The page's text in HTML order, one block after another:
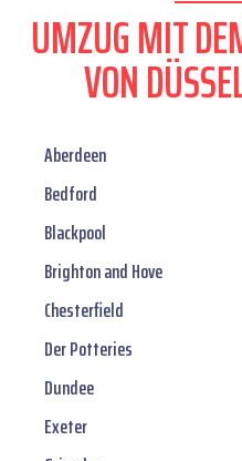
UMZUG MIT
VON
Aberdeen
Bedford
Blackpool
Brighton and Hove
Chesterfield
Der Potteries
Dundee
Exeter